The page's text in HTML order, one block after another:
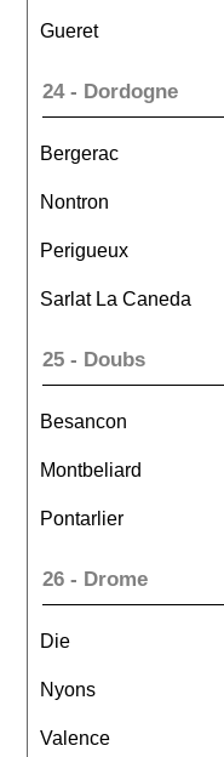
Gueret
24 - Dordogne
Bergerac
Nontron
Perigueux
Sarlat La Caneda
25 - Doubs
Besancon
Montbeliard
Pontarlier
26 - Drome
Die
Nyons
Valence